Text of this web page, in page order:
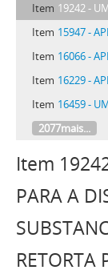
Item 19242 - UM NOVO
Item 15947 -
Item 16066 -
Item 16229 -
Item 16459 - UM
2077mais...
Item
PARA A
RETORTA